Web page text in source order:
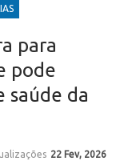
para
pode
saúde da
22 Fev, 2026